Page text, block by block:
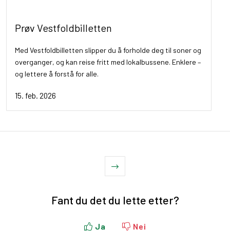
Prøv Vestfoldbilletten
Med Vestfoldbilletten slipper du å forholde deg til soner og
overganger, og kan reise fritt med lokalbussene. Enklere –
og lettere å forstå for alle.
15. feb. 2026
Fant du det du lette etter?
Ja Nei